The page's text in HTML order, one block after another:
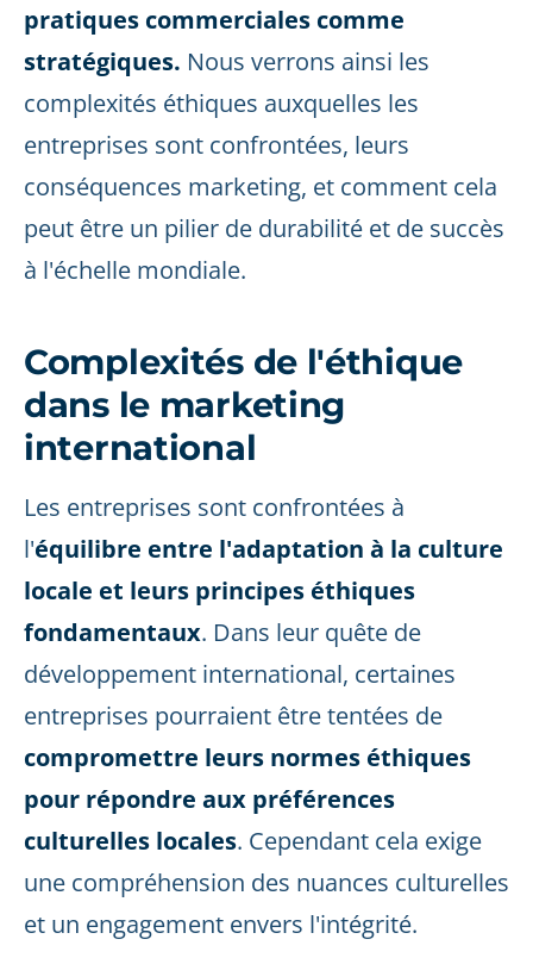
pratiques commerciales comme
stratégiques. Nous verrons ainsi les
complexités éthiques auxquelles les
entreprises sont confrontées, leurs
conséquences marketing, et comment cela
peut être un pilier de durabilité et de succès
à l'échelle mondiale.
Complexités de l'éthique
dans le marketing
international
Les entreprises sont confrontées à
l'équilibre entre l'adaptation à la culture
locale et leurs principes éthiques
fondamentaux. Dans leur quête de
développement international, certaines
entreprises pourraient être tentées de
compromettre leurs normes éthiques
pour répondre aux préférences
culturelles locales. Cependant cela exige
une compréhension des nuances culturelles
et un engagement envers l'intégrité.